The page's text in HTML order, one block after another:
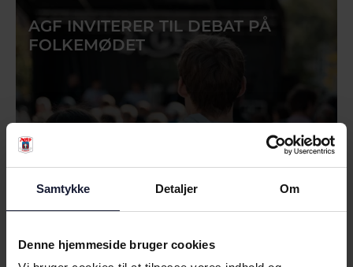
Samtykke Detaljer Om
Denne hjemmeside bruger cookies
AGF INVITERER TIL DEBAT PÅ
FOLKEMØDET
04.06.2026